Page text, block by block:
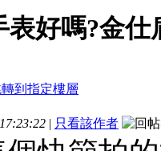
表好嗎?金仕
| 只看該作者